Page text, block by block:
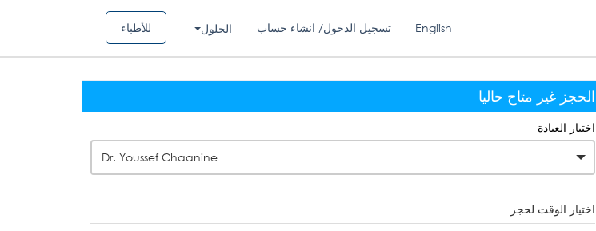
للأطباء الحلول تسجيل الدخول/ انشاء حساب English
الحجز غير متاح حاليا
اختيار العيادة
Dr. Youssef Chaanine
اختيار الوقت لحجز